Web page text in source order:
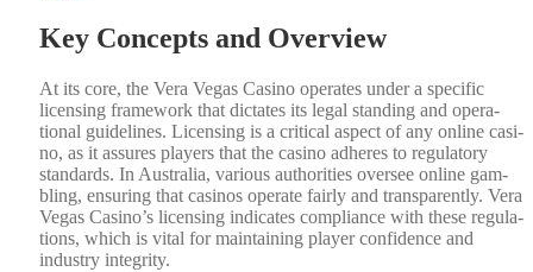
Key Concepts and Overview
At its core, the Vera Vegas Casi­no oper­ates under a spe­cif­ic
licens­ing frame­work that dic­tates its legal stand­ing and oper­a­
tional guide­lines. Licens­ing is a crit­i­cal aspect of any online casi­
no, as it assures play­ers that the casi­no adheres to reg­u­la­to­ry
stan­dards. In Aus­tralia, var­i­ous author­i­ties over­see online gam­
bling, ensur­ing that casi­nos oper­ate fair­ly and trans­par­ent­ly. Vera
Vegas Casino’s licens­ing indi­cates com­pli­ance with these reg­u­la­
tions, which is vital for main­tain­ing play­er con­fi­dence and
indus­try integri­ty.